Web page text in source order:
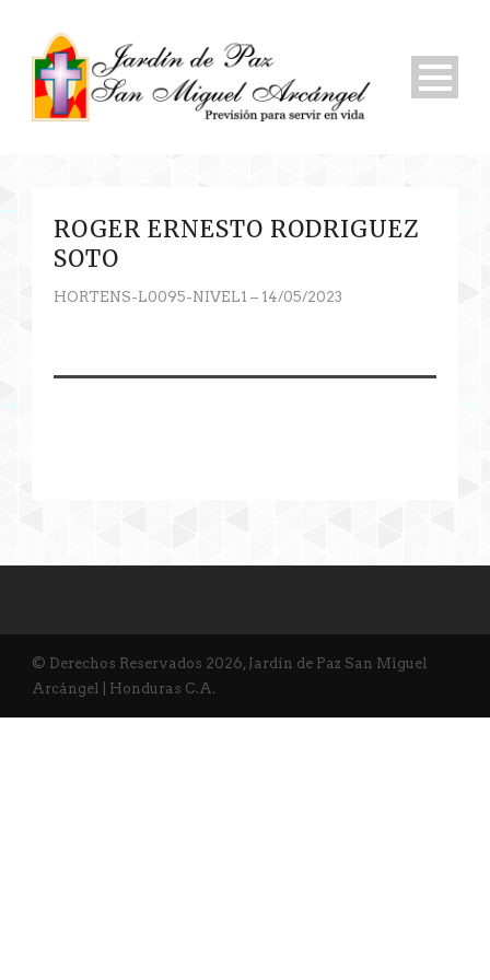
ROGER ERNESTO RODRIGUEZ
SOTO
HORTENS-L0095-NIVEL1 – 14/05/2023
© Derechos Reservados 2026, Jardín de Paz San Miguel
Arcángel | Honduras C.A.